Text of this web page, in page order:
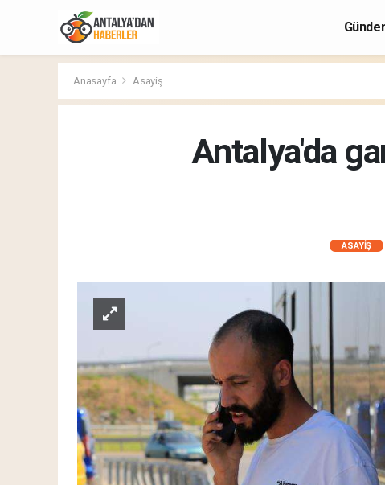
Anasayfa Asayiş
Antalya'da
ASAYIŞ